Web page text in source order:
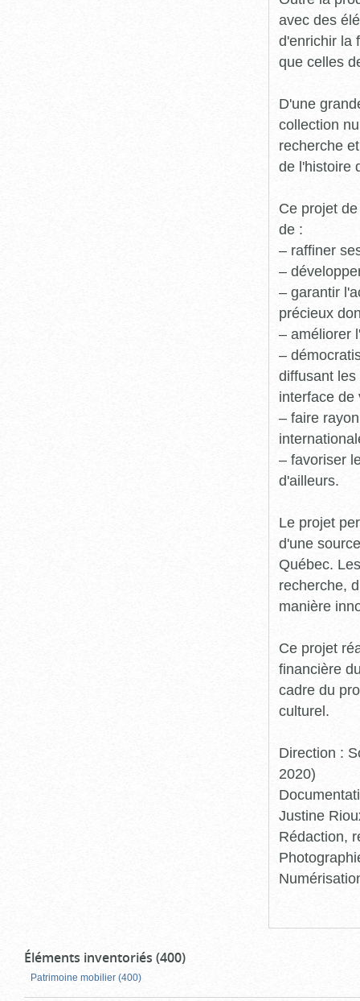
avec des
d'enrichir la
que celles
D'une
collection
recherche
de l'histoire
Ce projet
de :
– raffiner
–
– garantir
précieux
– améliorer
–
diffusant
interface de
– faire
– favoriser
d'ailleurs.
Le projet
d'une
Québec.
recherche,
manière
Ce projet
financière
cadre du
culturel.
Direction :
2020)
Justine
Rédaction,
Éléments inventoriés (400)
Patrimoine mobilier (400)